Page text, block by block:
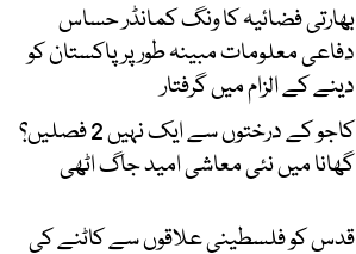
بھارتی فضائیہ کا ونگ کمانڈر حساس
دفاعی معلومات مبینہ طور پر پاکستان کو
دینے کے الزام میں گرفتار
کاجو کے درختوں سے ایک نہیں 2 فصلیں؟
گھانا میں نئی معاشی امید جاگ اٹھی
قدس کو فلسطینی علاقوں سے کاٹنے کی